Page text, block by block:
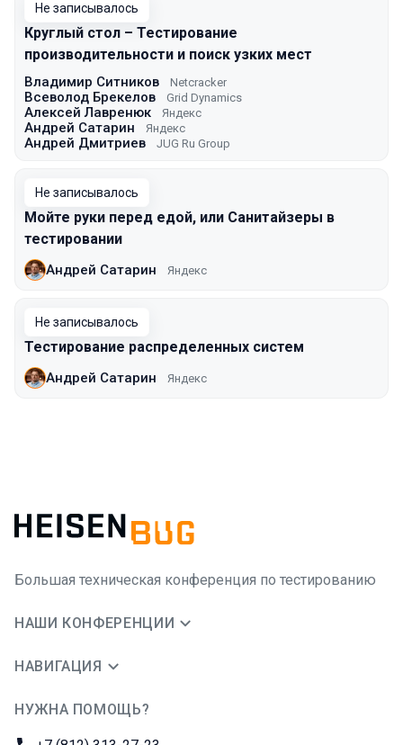
Не записывалось
Круглый стол – Тестирование
производительности и поиск узких мест
Владимир Ситников Netcracker
Всеволод Брекелов Grid Dynamics
Алексей Лавренюк Яндекс
Андрей Сатарин Яндекс
Андрей Дмитриев JUG Ru Group
Не записывалось
Мойте руки перед едой, или Санитайзеры в
тестировании
Андрей Сатарин Яндекс
Не записывалось
Тестирование распределенных систем
Андрей Сатарин Яндекс
Большая техническая конференция по тестированию
НАШИ КОНФЕРЕНЦИИ
НАВИГАЦИЯ
НУЖНА ПОМОЩЬ?